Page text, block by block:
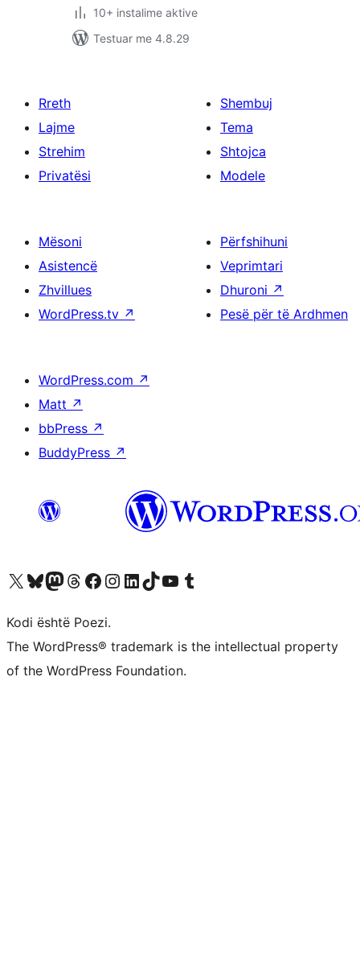
10+ instalime aktive
Testuar me 4.8.29
Rreth
Lajme
Strehim
Privatësi
Shembuj
Tema
Shtojca
Modele
Mësoni
Asistencë
Zhvillues
WordPress.tv ↗
Përfshihuni
Veprimtari
Dhuroni ↗
Pesë për të Ardhmen
WordPress.com ↗
Matt ↗
bbPress ↗
BuddyPress ↗
Vizitoni llogarinë tonë X (ish Twitter)
Vizitoni llogarinë tonë Bluesky
Vizitoni llogarinë tonë Mastodon
Vizitoni llogarinë tonë Threads
Vizitoni faqen tonë në Facebook
Vizitoni llogarinë tonë Instagram
Vizitoni llogarinë tonë LinkedIn
Vizitoni llogarinë tonë TikTok
Vizitoni kanalin tonë YouTube
Vizitoni llogarinë tonë Tumblr
Kodi është Poezi.
The WordPress® trademark is the intellectual property
of the WordPress Foundation.